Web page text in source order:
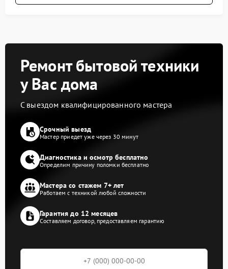
Ремонт бытовой техники
у Вас дома
С выездом квалифицированного мастера
Срочный выезд
Мастер приедет уже через 30 минут
Диагностика и осмотр бесплатно
Определим причину поломки бесплатно
Мастера со стажем 7+ лет
Работаем с техникой любой сложности
Гарантия до 12 месяцев
Составляем договор, предоставляем гарантию